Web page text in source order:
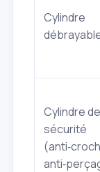
Cylindre
Cylindre de
sécurité